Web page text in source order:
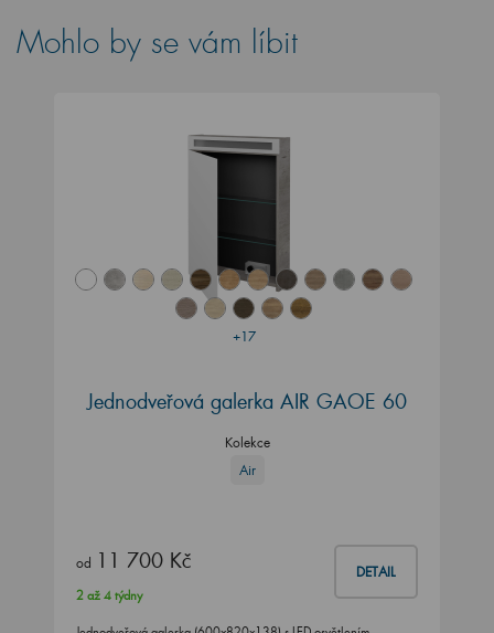
Mohlo by se vám líbit
+17
Jednodveřová galerka AIR GAOE 60
Kolekce
Air
od 11 700 Kč DETAIL
2 až 4 týdny